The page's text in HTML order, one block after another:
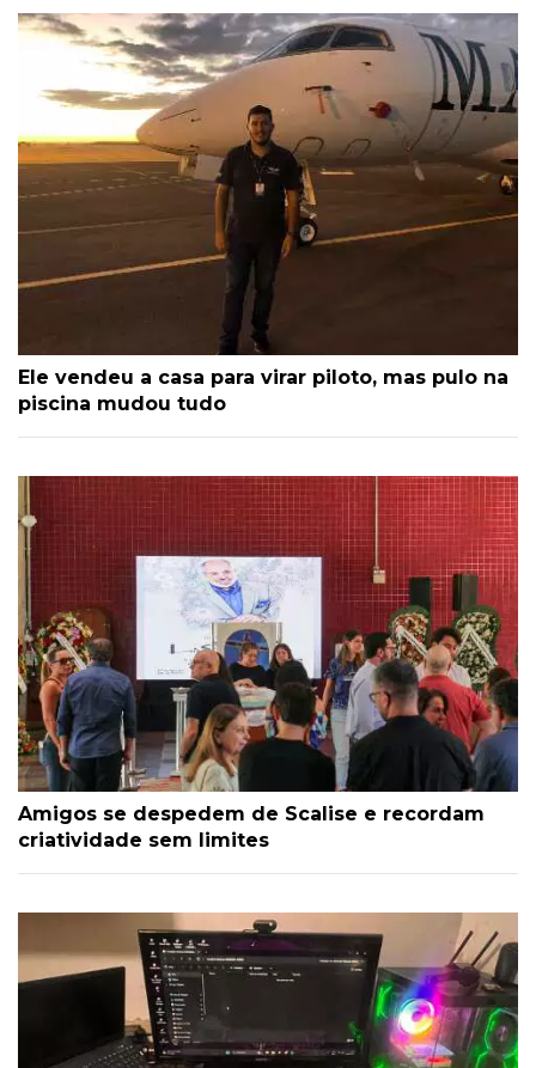
Ele vendeu a casa para virar piloto, mas pulo na
piscina mudou tudo
Amigos se despedem de Scalise e recordam
criatividade sem limites